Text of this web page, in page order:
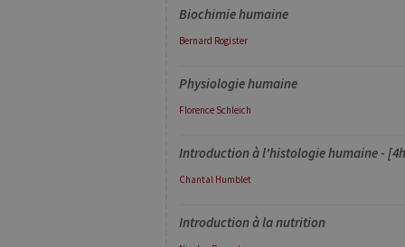
Biochimie humaine
Bernard Rogister
Physiologie humaine
Florence Schleich
Introduction à l'histologie humaine -
Chantal Humblet
Introduction à la nutrition
.uliege.be